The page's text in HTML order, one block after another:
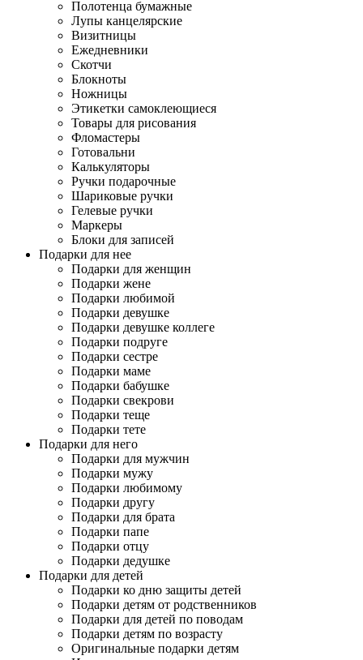
Полотенца бумажные
Лупы канцелярские
Визитницы
Ежедневники
Скотчи
Блокноты
Ножницы
Этикетки самоклеющиеся
Товары для рисования
Фломастеры
Готовальни
Калькуляторы
Ручки подарочные
Шариковые ручки
Гелевые ручки
Маркеры
Блоки для записей
Подарки для нее
Подарки для женщин
Подарки жене
Подарки любимой
Подарки девушке
Подарки девушке коллеге
Подарки подруге
Подарки сестре
Подарки маме
Подарки бабушке
Подарки свекрови
Подарки теще
Подарки тете
Подарки для него
Подарки для мужчин
Подарки мужу
Подарки любимому
Подарки другу
Подарки для брата
Подарки папе
Подарки отцу
Подарки дедушке
Подарки для детей
Подарки ко дню защиты детей
Подарки детям от родственников
Подарки для детей по поводам
Подарки детям по возрасту
Оригинальные подарки детям